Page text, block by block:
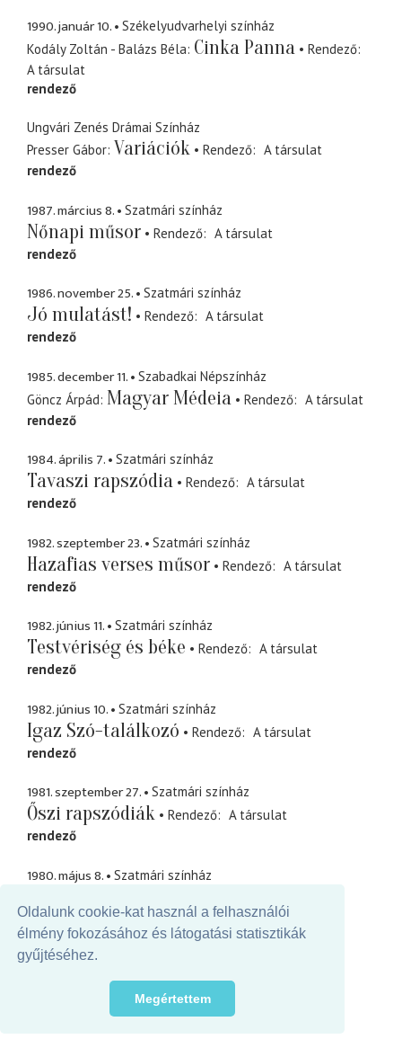
Oldalunk cookie-kat használ a felhasználói
élmény fokozásához és látogatási statisztikák
gyűjtéséhez.
Megértettem
1990. január 10.
Székelyudvarhelyi színház
Kodály Zoltán - Balázs Béla Cinka Panna
Rendező
A társulat
rendező
Ungvári Zenés Drámai Színház
Presser Gábor Variációk Rendező
A társulat
rendező
1987. március 8. Szatmári színház
Nőnapi műsor Rendező
A társulat
rendező
1986. november 25. Szatmári színház
Jó mulatást! Rendező
A társulat
rendező
1985. december 11.
Szabadkai Népszínház
Göncz Árpád Magyar Médeia Rendező
A társulat
rendező
1984. április 7. Szatmári színház
Tavaszi rapszódia Rendező
A társulat
rendező
1982. szeptember 23. Szatmári színház
Hazafias verses műsor Rendező
A társulat
rendező
1982. június 11. Szatmári színház
Testvériség és béke Rendező
A társulat
rendező
1982. június 10. Szatmári színház
Igaz Szó-találkozó Rendező
A társulat
rendező
1981. szeptember 27. Szatmári színház
Őszi rapszódiák Rendező
A társulat
rendező
1980. május 8. Szatmári színház
társulat
rendező
1979. január 24. Szatmári színház
Ünnepi műsor Rendező